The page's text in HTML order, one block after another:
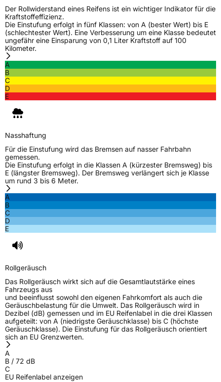
Der Rollwiderstand eines Reifens ist ein wichtiger Indikator für die
Kraftstoffeffizienz.
Die Einstufung erfolgt in fünf Klassen: von A (bester Wert) bis E
(schlechtester Wert). Eine Verbesserung um eine Klasse bedeutet
ungefähr eine Einsparung von 0,1 Liter Kraftstoff auf 100
Kilometer.
A
B
C
D
E
Nasshaftung
Für die Einstufung wird das Bremsen auf nasser Fahrbahn
gemessen.
Die Einstufung erfolgt in die Klassen A (kürzester Bremsweg) bis
E (längster Bremsweg). Der Bremsweg verlängert sich je Klasse
um rund 3 bis 6 Meter.
A
B
C
D
E
Rollgeräusch
Das Rollgeräusch wirkt sich auf die Gesamtlautstärke eines
Fahrzeugs aus
und beeinflusst sowohl den eigenen Fahrkomfort als auch die
Geräuschbelastung für die Umwelt. Das Rollgeräusch wird in
Dezibel (dB) gemessen und im EU Reifenlabel in die drei Klassen
aufgeteilt: von A (niedrigste Geräuschklasse) bis C (höchste
Geräuschklasse). Die Einstufung für das Rollgeräusch orientiert
sich an EU Grenzwerten.
A
B / 72 dB
C
EU Reifenlabel anzeigen